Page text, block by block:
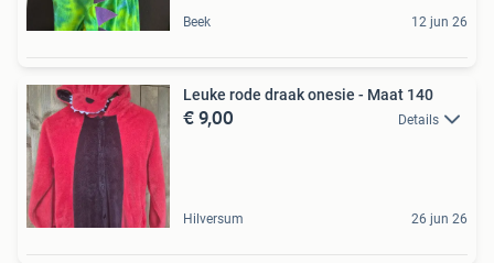
Beek 12 jun 26
Leuke rode draak onesie - Maat 140
€ 9,00 Details
Hilversum 26 jun 26